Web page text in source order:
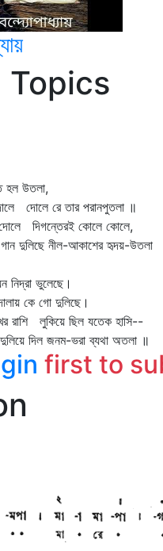
Topics
উতলা,
দোলে রে তার পরানপুতলা ॥
দিগন্তেরই কোলে কোলে,
দুলিছে নীল-আকাশের হৃদয়-উতলা
ভুলেছে।
কে গো দুলিছে।
লুকিয়ে ছিল যতেক হাসি--
দিল জনম-ভরা ব্যথা অতলা ॥
first to